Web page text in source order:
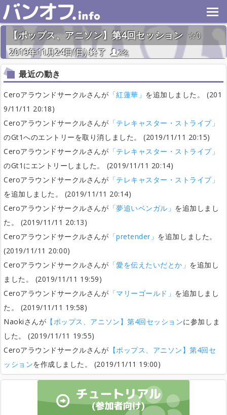
【ポップス、アニソン】第4回セッション
0
2019年11月24日(日) 終了
2名
最近の動き
Ceroアラウンドサークルさんが 「紅蓮華」 を追加しました。 (201
9/11/11 20:18)
Ceroアラウンドサークルさんが 「テレキャスター・ストライプ」
のGt1へのエントリーを取り消しました。 (2019/11/11 20:15)
Ceroアラウンドサークルさんが 「テレキャスター・ストライプ」
のGt1にエントリーしました。 (2019/11/11 20:14)
Ceroアラウンドサークルさんが 「テレキャスター・ストライプ」
を追加しました。 (2019/11/11 20:14)
Ceroアラウンドサークルさんが 「夢追いベンガル」 を追加しまし
た。 (2019/11/11 20:13)
Ceroアラウンドサークルさんが 「pretender」 を追加しました。
(2019/11/11 20:00)
Ceroアラウンドサークルさんが 「愛を伝えたいだとか」 を追加し
ました。 (2019/11/11 19:59)
Ceroアラウンドサークルさんが 「マリーゴールド」 を追加しまし
た。 (2019/11/11 19:58)
Naokiさんが 【ポップス、アニソン】第4回セッションに参加しま
した。 (2019/11/11 19:55)
Ceroアラウンドサークルさんが 【ポップス、アニソン】第4回セ
ッションを作成しました。 (2019/11/11 19:00)